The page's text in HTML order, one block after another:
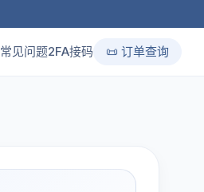
常见问题2FA接码 📜 订单查询